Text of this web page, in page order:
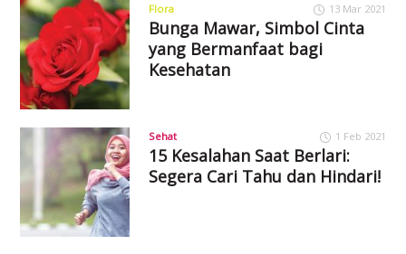
Flora 13 Mar 2021
Bunga Mawar, Simbol Cinta
yang Bermanfaat bagi
Kesehatan
Sehat 1 Feb 2021
15 Kesalahan Saat Berlari:
Segera Cari Tahu dan Hindari!